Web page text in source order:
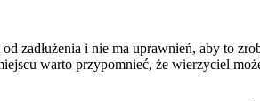
od zadłużenia i nie ma uprawnień, aby to
warto przypomnieć, że wierzyciel